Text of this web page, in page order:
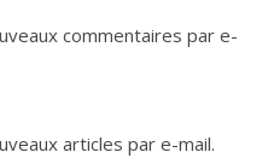
commentaires par e-
articles par e-mail.